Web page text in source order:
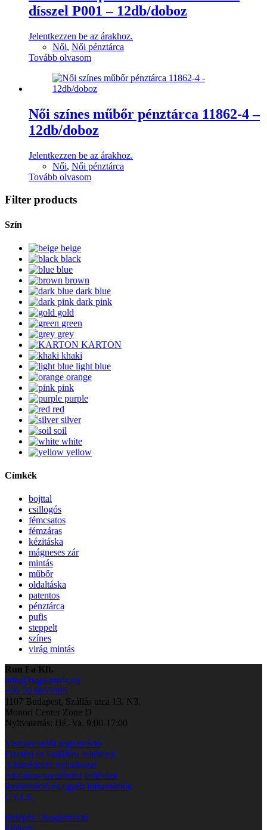
dísszel P001 – 12db/doboz
Jelentkezzen be az árakhoz.
Női, Női pénztárca
Tovább olvasom
Női színes műbőr pénztárca 11862-4 –
12db/doboz
Jelentkezzen be az árakhoz.
Női, Női pénztárca
Tovább olvasom
Filter products
Szín
beige
black
blue
brown
dark blue
dark pink
gold
green
grey
KARTON
khaki
light blue
orange
pink
purple
red
silver
soil
white
yellow
Címkék
bojttal
csillogós
fémcsatos
fémzáras
kézitáska
mágneses zár
mintás
műbőr
oldaltáska
patentos
pénztárca
pufis
steppelt
színes
virág mintás
Run Fa Kft.
info@bags-runfa.eu
+36 70 8855905
1107 Budapest, Szállás utca 13. N3.
Monori Center Zone D
Nyitvatartás: Hé.-Va. 9:00-17:00
Viszonteladói regisztráció
Fizetési és Szállítási feltételek
Adatvédelmi nyilatkozat
Általános szerződési feltételek
Reklamáció és egyéb információk
GY.I.K.
Belépés / Regisztráció